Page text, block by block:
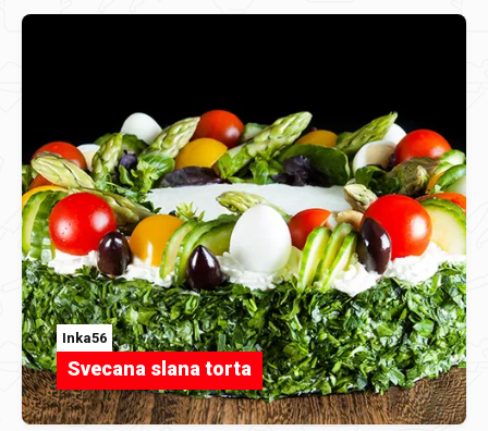
Inka56
Svecana slana torta